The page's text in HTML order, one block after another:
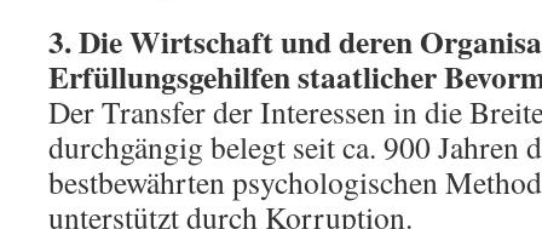
3. Die Wirtschaft und deren
Erfüllungsgehilfen staatlicher
Der Transfer der Interessen in die
durchgängig belegt seit ca. 900 Jahren
bestbewährten psychologischen
unterstützt durch Korruption.